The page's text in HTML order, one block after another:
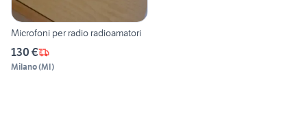
Microfoni per radio radioamatori
130 €
Milano(MI)